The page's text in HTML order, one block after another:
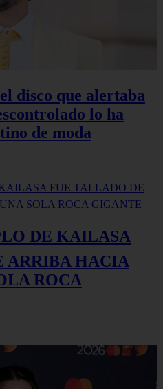
disco que alertaba
lo ha
de moda
DE KAILASA
ARRIBA HACIA
ROCA